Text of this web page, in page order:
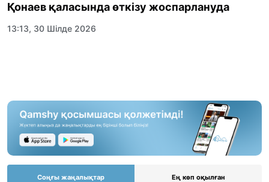
Қонаев қаласында өткізу жоспарлануда
13:13, 30 Шілде 2026
Соңғы жаңалықтар Ең көп оқылған